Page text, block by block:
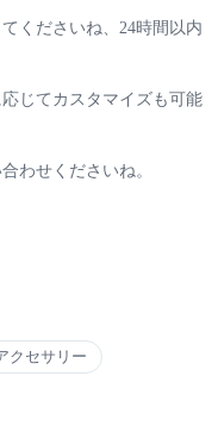
くださいね、24時間以内
じてカスタマイズも可能
わせくださいね。
クセサリー